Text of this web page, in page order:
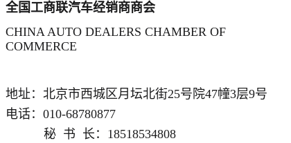
全国工商联汽车经销商商会
CHINA AUTO DEALERS CHAMBER OF
COMMERCE
地址：北京市西城区月坛北街25号院47幢3层9号
电话：010-68780877
秘 书 长：18518534808